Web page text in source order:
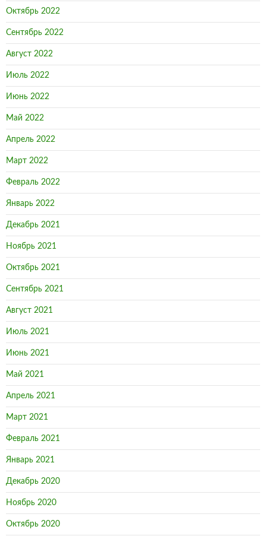
Октябрь 2022
Сентябрь 2022
Август 2022
Июль 2022
Июнь 2022
Май 2022
Апрель 2022
Март 2022
Февраль 2022
Январь 2022
Декабрь 2021
Ноябрь 2021
Октябрь 2021
Сентябрь 2021
Август 2021
Июль 2021
Июнь 2021
Май 2021
Апрель 2021
Март 2021
Февраль 2021
Январь 2021
Декабрь 2020
Ноябрь 2020
Октябрь 2020